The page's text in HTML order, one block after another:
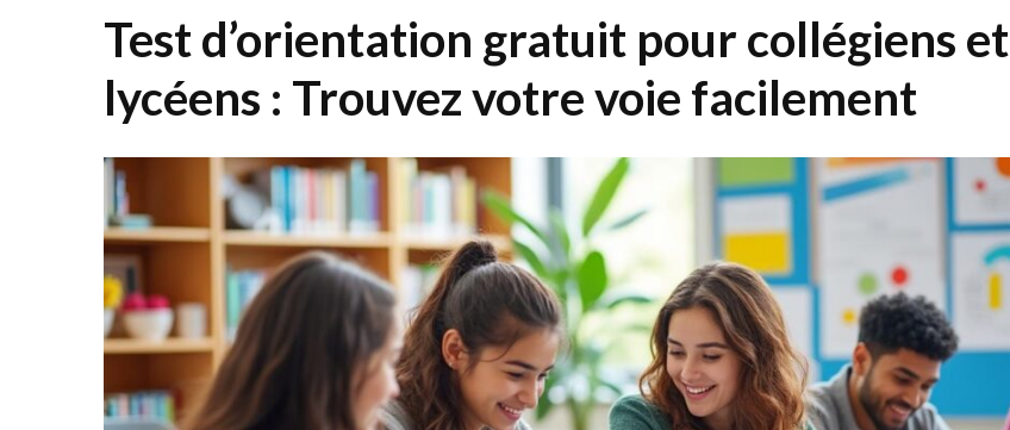
Test d’orientation gratuit pour collégiens et
lycéens : Trouvez votre voie facilement